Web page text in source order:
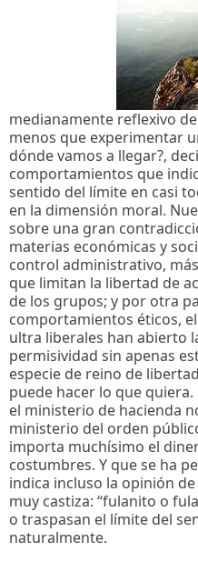
medianamente reflexivo
menos que experimentar
dónde vamos a llegar?,
comportamientos que
sentido del límite en casi
en la dimensión moral.
sobre una gran
materias económicas y
control administrativo,
que limitan la libertad de
de los grupos; y por otra
comportamientos éticos,
ultra liberales han abierto
permisividad sin apenas
especie de reino de
puede hacer lo que
el ministerio de hacienda
ministerio del orden
importa muchísimo el
costumbres. Y que se ha
indica incluso la opinión
muy castiza: “fulanito o
o traspasan el límite del
naturalmente.